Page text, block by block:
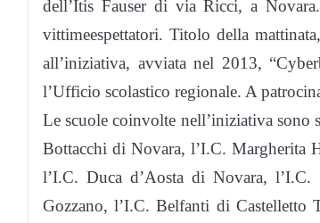
dell’Itis Fauser di via Ricci, a
vittimeespettatori. Titolo della
all’iniziativa, avviata nel 2013,
l’Ufficio scolastico regionale. A
Le scuole coinvolte nell’iniziativa sono
Bottacchi di Novara, l’I.C. Margherita
l’I.C. Duca d’Aosta di Novara,
Gozzano, l’I.C. Belfanti di